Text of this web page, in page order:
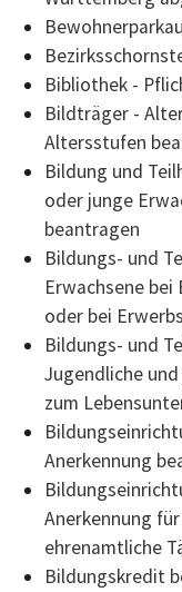
Bibliothek -
Bildträger -
Altersstufen
Bildung und
oder junge
beantragen
Bildungs- und
Erwachsene
oder bei
Bildungs- und
Jugendliche
zum
Anerkennung
Anerkennung
ehrenamtliche
Bildungskredit